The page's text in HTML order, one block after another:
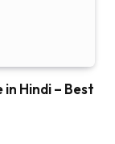
in Hindi – Best